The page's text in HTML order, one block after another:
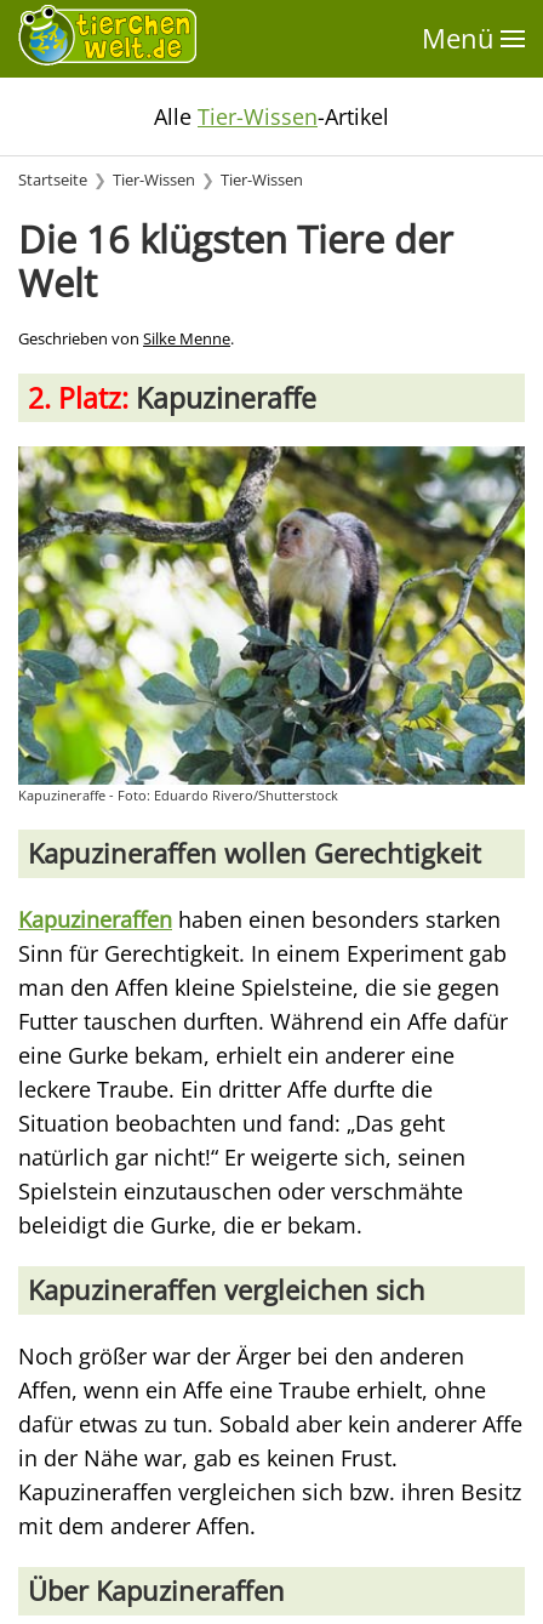
Menü
Alle Tier-Wissen-Artikel
Startseite Tier-Wissen Tier-Wissen
Die 16 klügsten Tiere der
Welt
Geschrieben von Silke Menne.
2. Platz: Kapuzineraffe
Kapuzineraffe - Foto: Eduardo Rivero/Shutterstock
Kapuzineraffen wollen Gerechtigkeit
Kapuzineraffen haben einen besonders starken
Sinn für Gerechtigkeit. In einem Experiment gab
man den Affen kleine Spielsteine, die sie gegen
Futter tauschen durften. Während ein Affe dafür
eine Gurke bekam, erhielt ein anderer eine
leckere Traube. Ein dritter Affe durfte die
Situation beobachten und fand: „Das geht
natürlich gar nicht!“ Er weigerte sich, seinen
Spielstein einzutauschen oder verschmähte
beleidigt die Gurke, die er bekam.
Kapuzineraffen vergleichen sich
Noch größer war der Ärger bei den anderen
Affen, wenn ein Affe eine Traube erhielt, ohne
dafür etwas zu tun. Sobald aber kein anderer Affe
in der Nähe war, gab es keinen Frust.
Kapuzineraffen vergleichen sich bzw. ihren Besitz
mit dem anderer Affen.
Über Kapuzineraffen